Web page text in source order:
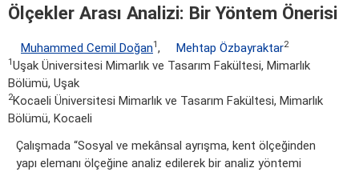
Ölçekler Arası Analizi: Bir Yöntem Önerisi
Muhammed Cemil Doğan1 , Mehtap Özbayraktar2
1 Uşak Üniversitesi Mimarlık ve Tasarım Fakültesi, Mimarlık
Bölümü, Uşak
2Kocaeli Üniversitesi Mimarlık ve Tasarım Fakültesi, Mimarlık
Bölümü, Kocaeli
Çalışmada “Sosyal ve mekânsal ayrışma, kent ölçeğinden
yapı elemanı ölçeğine analiz edilerek bir analiz yöntemi